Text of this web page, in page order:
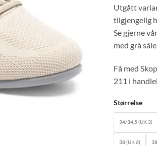
Utgått
tilgjengelig
Se gjerne
med grå
Få med
211 i
Størrelse
34/34,5 (UK 3)
38 (UK 6)